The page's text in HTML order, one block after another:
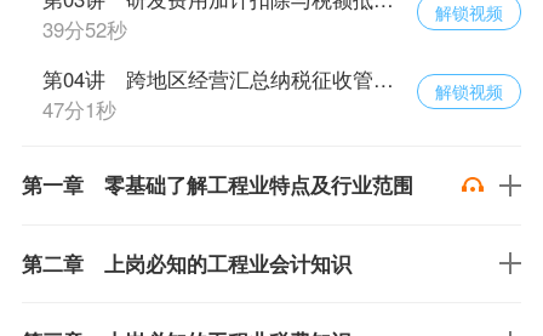
39分52秒
解锁视频
第04讲 跨地区经营汇总纳税征收管理、填报注意事项
47分1秒
解锁视频
第一章 零基础了解工程业特点及行业范围
第二章 上岗必知的工程业会计知识